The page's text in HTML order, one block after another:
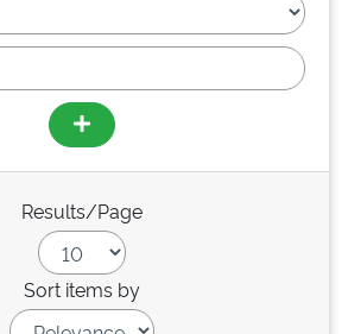
Results/Page
Sort items by